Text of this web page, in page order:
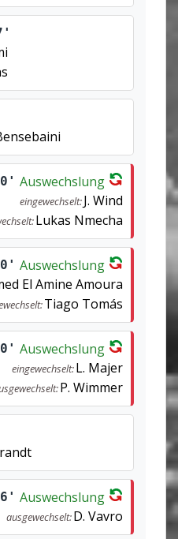
Auswechslung
eingewechselt:J. Wind
Lukas Nmecha
Auswechslung
El Amine Amoura
Tiago Tomás
Auswechslung
eingewechselt:L. Majer
P. Wimmer
Auswechslung
ausgewechselt:D. Vavro